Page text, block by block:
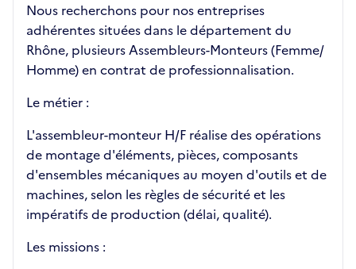
Nous recherchons pour nos entreprises
adhérentes situées dans le département du
Rhône, plusieurs Assembleurs-Monteurs (Femme/
Homme) en contrat de professionnalisation.
Le métier :
L'assembleur-monteur H/F réalise des opérations
de montage d'éléments, pièces, composants
d'ensembles mécaniques au moyen d'outils et de
machines, selon les règles de sécurité et les
impératifs de production (délai, qualité).
Les missions :